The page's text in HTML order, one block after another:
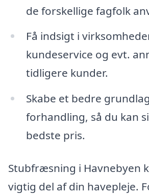
de forskellige fagfolk
Få indsigt i
kundeservice og evt.
tidligere kunder.
Skabe et bedre
forhandling, så du kan
bedste pris.
Stubfræsning i Havnebyen
vigtig del af din havepleje.